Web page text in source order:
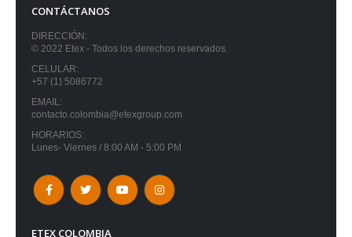
CONTÁCTANOS
DIRECCIÓN:
© 2022 Etex - Todos los derechos reservados.
CELULAR:
+57 (1) 5086772
EMAIL:
contacto.colombia@etexgroup.com
HORARIOS:
Lunes- Viernes / 8:00 AM - 5:00 PM
ETEX COLOMBIA